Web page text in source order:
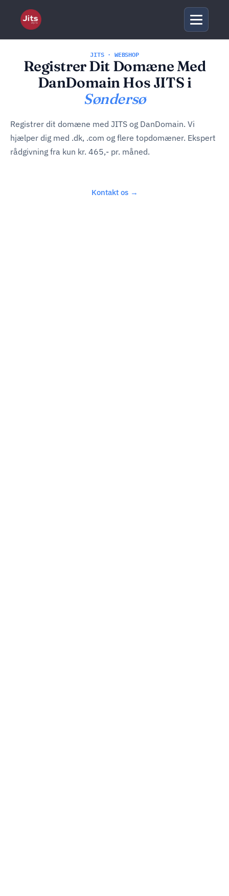
JITS · WEBSHOP
Registrer Dit Domæne Med
DanDomain Hos JITS i
Søndersø
Registrer dit domæne med JITS og DanDomain. Vi
hjælper dig med .dk, .com og flere topdomæner. Ekspert
rådgivning fra kun kr. 465,- pr. måned.
Kontakt os →